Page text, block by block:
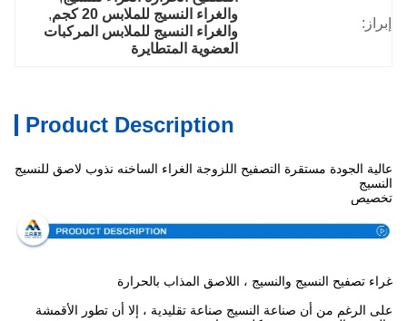
إبراز:
والغراء النسيج للملابس 20 كجم
,
والغراء النسيج للملابس المركبات
العضوية المتطايرة
Product Description
عالية الجودة مستقرة التصفيح اللزوجة الغراء الساخنه نذوب لاصق للنسيج
النسيج
تخصيص
غراء تصفيح النسيج والنسيج ، اللاصق المذاب بالحرارة
على الرغم من أن صناعة النسيج صناعة تقليدية ، إلا أن تطور الأقمشة